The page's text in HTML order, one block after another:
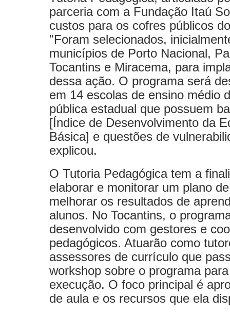
parceria com a Fundação Itaú
custos para os cofres públicos
"Foram selecionados,
municípios de Porto Nacional,
Tocantins e Miracema, para
dessa ação. O programa será
em 14 escolas de ensino médio
pública estadual que possuem
[Índice de Desenvolvimento da
Básica] e questões de
explicou.
O Tutoria Pedagógica tem a
elaborar e monitorar um plano
melhorar os resultados de
alunos. No Tocantins, o
desenvolvido com gestores e
pedagógicos. Atuarão como
assessores de currículo que
workshop sobre o programa
execução. O foco principal é
de aula e os recursos que ela